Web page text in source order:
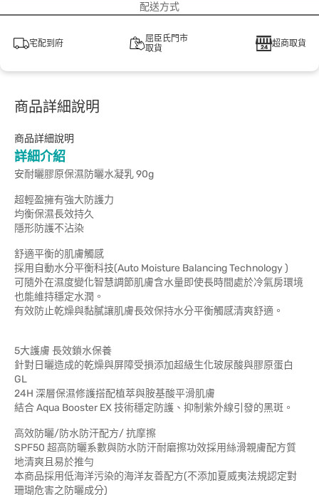
配送方式
宅配到府
屈臣氏門市
取貨
超商取貨
商品詳細說明
商品詳細說明
詳細介紹
安耐曬膠原保濕防曬水凝乳 90g
超輕盈擁有強大防護力
均衡保濕長效持久
隱形防護不沾染
舒適平衡的肌膚觸感
採用自動水分平衡科技(Auto Moisture Balancing Technology )
可隨外在濕度變化智慧調節肌膚含水量即使長時間處於冷氣房環境
也能維持穩定水潤。
有效防止乾燥與黏膩讓肌膚長效保持水分平衡觸感清爽舒適。
5大護膚 長效鎖水保養
針對日曬造成的乾燥與屏障受損添加超級生化玻尿酸與膠原蛋白
GL
24H 深層保濕修護搭配植萃與胺基酸平滑肌膚
結合 Aqua Booster EX 技術穩定防護、抑制紫外線引發的黑斑。
高效防曬/防水防汗配方/ 抗摩擦
SPF50 超高防曬系數與防水防汗耐磨擦功效採用絲滑親膚配方質
地清爽且易於推勻
本商品採用低海洋污染的海洋友善配方(不添加夏威夷法規認定對
珊瑚危害之防曬成分)